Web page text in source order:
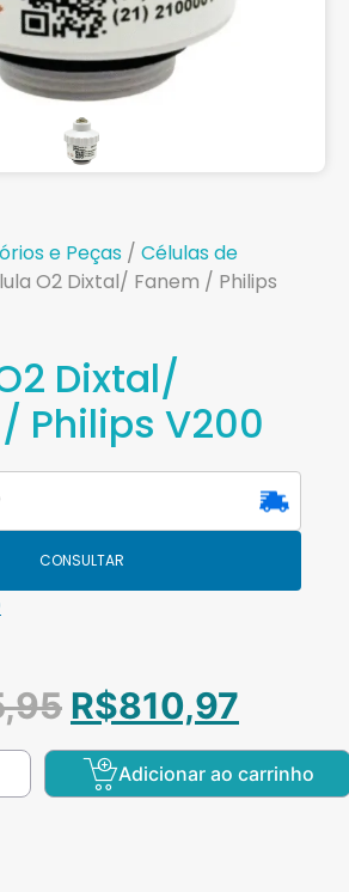
e Peças / Células de
O2 Dixtal/ Fanem / Philips
Dixtal/
Philips V200
CONSULTAR
R$810,97
Adicionar ao carrinho